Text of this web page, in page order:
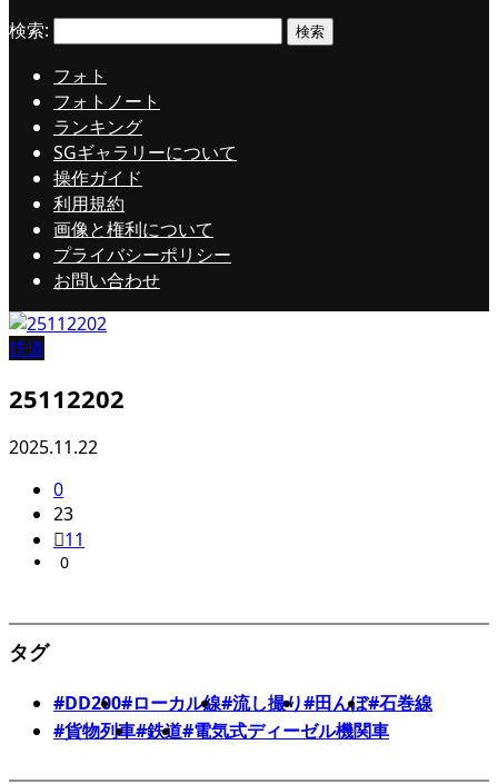
フォト
フォトノート
ランキング
SGギャラリーについて
操作ガイド
利用規約
画像と権利について
プライバシーポリシー
お問い合わせ
検索:
鉄道
25112202
2025.11.22
0
23
11
0
タグ
#DD200#ローカル線#流し撮り#田んぼ#石巻線
#貨物列車#鉄道#電気式ディーゼル機関車